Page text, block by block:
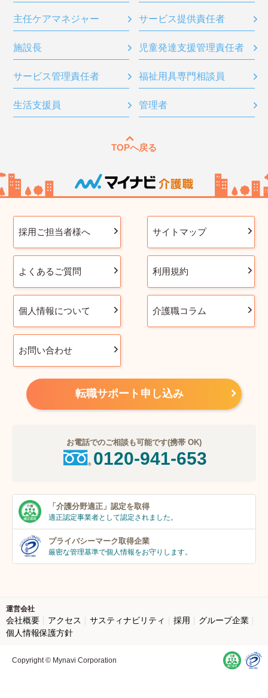
主任ケアマネジャー サービス提供責任者
施設長 児童発達支援管理責任者
サービス管理責任者 福祉用具専門相談員
生活支援員 管理者
TOPへ戻る
採用ご担当者様へ サイトマップ
よくあるご質問 利用規約
個人情報について 介護職コラム
お問い合わせ
転職サポート申し込み
お電話でのご相談も可能です(携帯 OK)
0120-941-653
「介護分野適正」 認定を取得
適正認定事業者として認定されました。
プライバシーマーク取得企業
厳密な管理基準で個人情報をお守りします。
運営会社
会社概要 アクセス サスティナビリティ 採用
グループ企業
個人情報保護方針
Copyright © Mynavi Corporation